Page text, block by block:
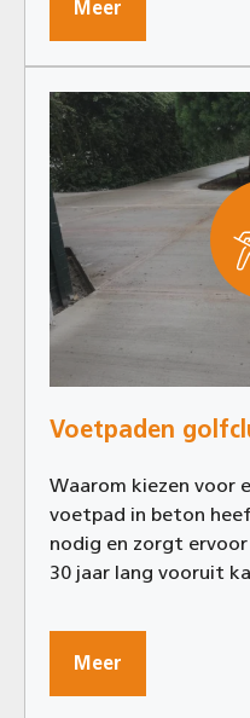
Meer
Voetpaden
Waarom kiezen voor
voetpad in beton
nodig en zorgt
30 jaar lang vooruit
Meer